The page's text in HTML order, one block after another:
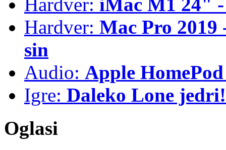
Hardver: Mac Pro
sin
Audio: Apple
Igre: Daleko Lone jedri!
Oglasi